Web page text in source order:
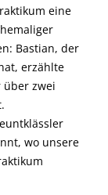
eine
Bastian, der
erzählte
über zwei
wo unsere